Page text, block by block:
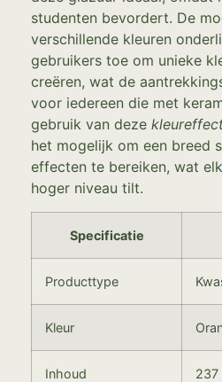
studenten bevordert. De
verschillende kleuren
gebruikers toe om unieke
creëren, wat de
voor iedereen die met
gebruik van deze
het mogelijk om een breed
effecten te bereiken, wat
hoger niveau tilt.
Specificatie
Producttype
Kleur
Inhoud 237